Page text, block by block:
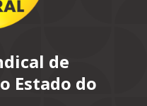
de
Estado do